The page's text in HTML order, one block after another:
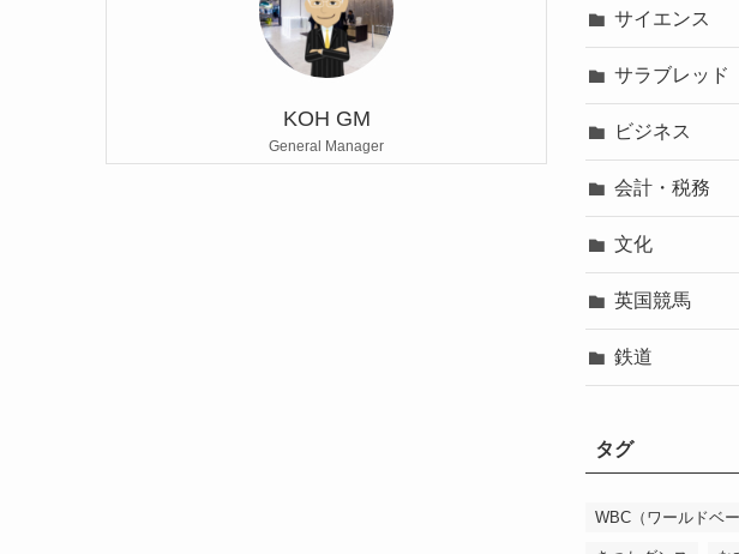
KOH GM
General Manager
サイエンス
サラブレッド
ビジネス
会計・税務
文化
英国競馬
鉄道
タグ
WBC（ワールドベ